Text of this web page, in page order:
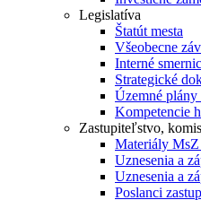
Legislatíva
Štatút mesta
Všeobecne
Interné
Strategické
Územné plány
Kompetencie
Zastupiteľstvo,
Materiály
Uznesenia a
Uznesenia a
Poslanci